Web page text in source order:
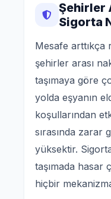
Şehirler
Sigorta
Mesafe arttıkça
şehirler arası
taşımaya göre
yolda eşyanın
koşullarından
sırasında zarar
yüksektir.
taşımada hasar
hiçbir